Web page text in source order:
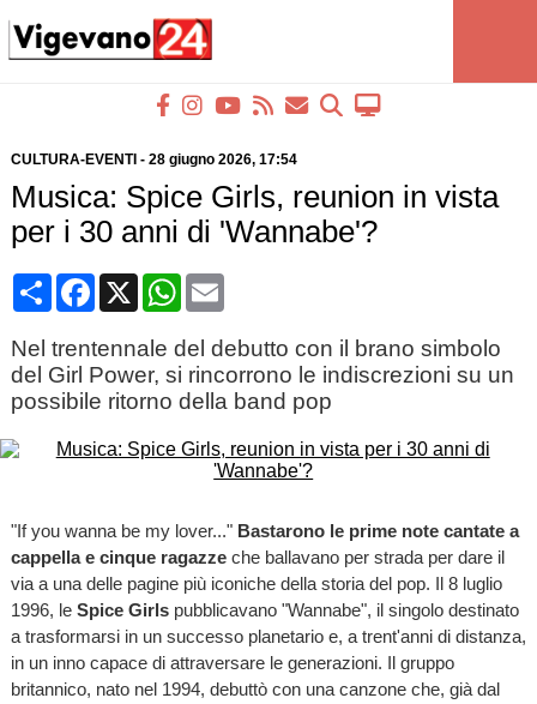
CULTURA-EVENTI - 28 giugno 2026, 17:54
Musica: Spice Girls, reunion in vista
per i 30 anni di 'Wannabe'?
CondividiFacebook
X WhatsApp
Email
Nel trentennale del debutto con il brano simbolo
del Girl Power, si rincorrono le indiscrezioni su un
possibile ritorno della band pop
"If you wanna be my lover..." Bastarono le prime note cantate a
cappella e cinque ragazze che ballavano per strada per dare il
via a una delle pagine più iconiche della storia del pop. Il 8 luglio
1996, le Spice Girlspubblicavano "Wannabe", il singolo destinato
a trasformarsi in un successo planetario e, a trent'anni di distanza,
in un inno capace di attraversare le generazioni. Il gruppo
britannico, nato nel 1994, debuttò con una canzone che, già dal